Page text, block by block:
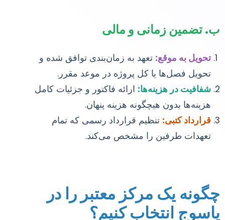
ب. تضمین زمانی و مالی
تحویل به موقع: تعهد به زمان‌بندی توافق شده و
تحویل فصل‌ها یا کل پروژه در موعد مقرر.
شفافیت در هزینه‌ها: ارائه فاکتور و جزئیات کامل
هزینه‌ها بدون هیچگونه هزینه پنهان.
قرارداد کتبی: تنظیم قرارداد رسمی که تمام
تعهدات طرفین را مشخص می‌کند.
چگونه یک مرکز معتبر را در
یاسوج انتخاب کنیم؟